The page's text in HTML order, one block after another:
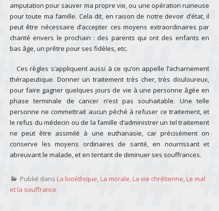
amputation pour sauver ma propre vie, ou une opération ruineuse
pour toute ma famille. Cela dit, en raison de notre devoir d’état, il
peut être nécessaire d’accepter ces moyens extraordinaires par
charité envers le prochain : des parents qui ont des enfants en
bas âge, un prêtre pour ses fidèles, etc.
Ces règles s’appliquent aussi à ce qu’on appelle l’acharnement
thérapeutique. Donner un traitement très cher, très douloureux,
pour faire gagner quelques jours de vie à une personne âgée en
phase terminale de cancer n’est pas souhaitable. Une telle
personne ne commettrait aucun péché à refuser ce traitement, et
le refus du médecin ou de la famille d’administrer un tel traitement
ne peut être assimilé à une euthanasie, car précisément on
conserve les moyens ordinaires de santé, en nourrissant et
abreuvant le malade, et en tentant de diminuer ses souffrances.
Publié dans La bioéthique, La morale, La vie chrétienne, Le mal
et la souffrance